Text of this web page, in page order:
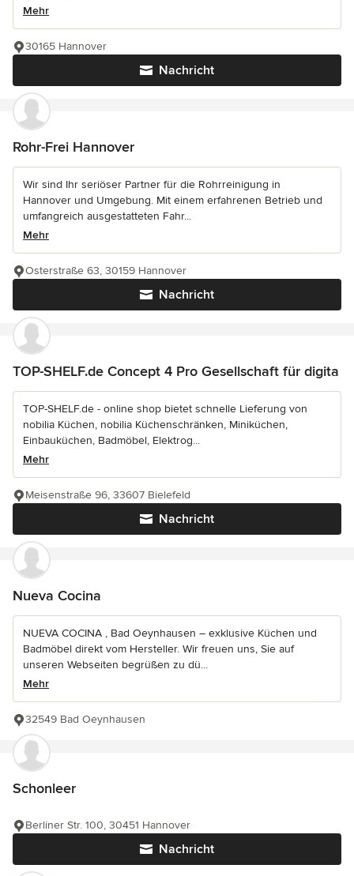
Mehr
Nachricht
30165 Hannover
Rohr-Frei Hannover
Wir sind Ihr seriöser Partner für die Rohrreinigung in
Hannover und Umgebung. Mit einem erfahrenen Betrieb und
umfangreich ausgestatteten Fahr...
Mehr
Nachricht
Osterstraße 63, 30159 Hannover
TOP-SHELF.de Concept 4 Pro Gesellschaft für digita
TOP-SHELF.de - online shop bietet schnelle Lieferung von
nobilia Küchen, nobilia Küchenschränken, Miniküchen,
Einbauküchen, Badmöbel, Elektrog...
Mehr
Nachricht
Meisenstraße 96, 33607 Bielefeld
Nueva Cocina
NUEVA COCINA , Bad Oeynhausen – exklusive Küchen und
Badmöbel direkt vom Hersteller. Wir freuen uns, Sie auf
unseren Webseiten begrüßen zu dü...
Mehr
32549 Bad Oeynhausen
Schonleer
Nachricht
Berliner Str. 100, 30451 Hannover